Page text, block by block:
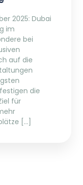
2025: Dubai
im
bei
auf die
die
für
[…]